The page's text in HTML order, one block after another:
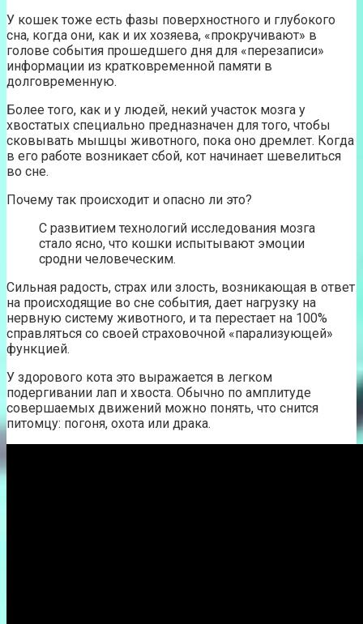
У кошек тоже есть фазы поверхностного и глубокого
сна, когда они, как и их хозяева, «прокручивают» в
голове события прошедшего дня для «перезаписи»
информации из кратковременной памяти в
долговременную.
Более того, как и у людей, некий участок мозга у
хвостатых специально предназначен для того, чтобы
сковывать мышцы животного, пока оно дремлет. Когда
в его работе возникает сбой, кот начинает шевелиться
во сне.
Почему так происходит и опасно ли это?
С развитием технологий исследования мозга
стало ясно, что кошки испытывают эмоции
сродни человеческим.
Сильная радость, страх или злость, возникающая в ответ
на происходящие во сне события, дает нагрузку на
нервную систему животного, и та перестает на 100%
справляться со своей страховочной «парализующей»
функцией.
У здорового кота это выражается в легком
подергивании лап и хвоста. Обычно по амплитуде
совершаемых движений можно понять, что снится
питомцу: погоня, охота или драка.